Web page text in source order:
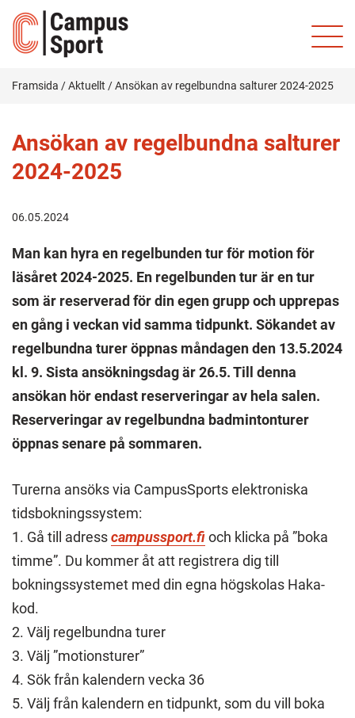
Framsida /Aktuellt /Ansökan av regelbundna salturer 2024-2025
Ansökan av regelbundna salturer
2024-2025
06.05.2024
Man kan hyra en regelbunden tur för motion för
läsåret 2024-2025. En regelbunden tur är en tur
som är reserverad för din egen grupp och upprepas
en gång i veckan vid samma tidpunkt. Sökandet av
regelbundna turer öppnas måndagen den 13.5.2024
kl. 9. Sista ansökningsdag är 26.5. Till denna
ansökan hör endast reserveringar av hela salen.
Reserveringar av regelbundna badmintonturer
öppnas senare på sommaren.
Turerna ansöks via CampusSports elektroniska
tidsbokningssystem:
1. Gå till adresscampussport.fioch klicka på ”boka
timme”. Du kommer åt att registrera dig till
bokningssystemet med din egna högskolas Haka-
kod.
2. Välj regelbundna turer
3. Välj ”motionsturer”
4. Sök från kalendern vecka 36
5. Välj från kalendern en tidpunkt, som du vill boka